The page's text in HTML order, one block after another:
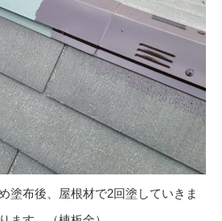
塗布後、屋根材で2回塗していきま